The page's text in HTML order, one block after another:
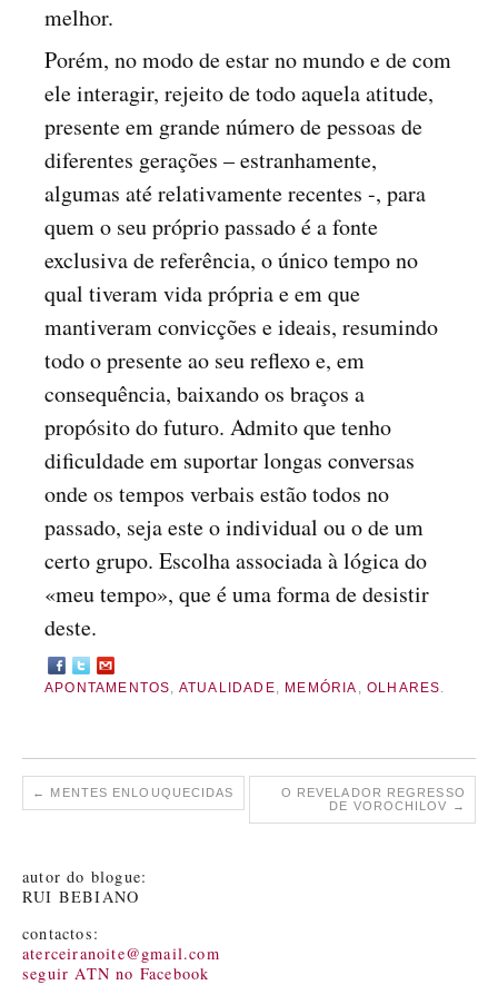
melhor.
Porém, no modo de estar no mundo e de com
ele interagir, rejeito de todo aquela atitude,
presente em grande número de pessoas de
diferentes gerações – estranhamente,
algumas até relativamente recentes -, para
quem o seu próprio passado é a fonte
exclusiva de referência, o único tempo no
qual tiveram vida própria e em que
mantiveram convicções e ideais, resumindo
todo o presente ao seu reflexo e, em
consequência, baixando os braços a
propósito do futuro. Admito que tenho
dificuldade em suportar longas conversas
onde os tempos verbais estão todos no
passado, seja este o individual ou o de um
certo grupo. Escolha associada à lógica do
«meu tempo», que é uma forma de desistir
deste.
APONTAMENTOS, ATUALIDADE, MEMÓRIA ,OLHARES.
← MENTES ENLOUQUECIDAS
O REVELADOR REGRESSO
DE VOROCHILOV
→
autor do blogue:
RUI BEBIANO
contactos:
aterceiranoite@gmail.com
seguir ATN no Facebook